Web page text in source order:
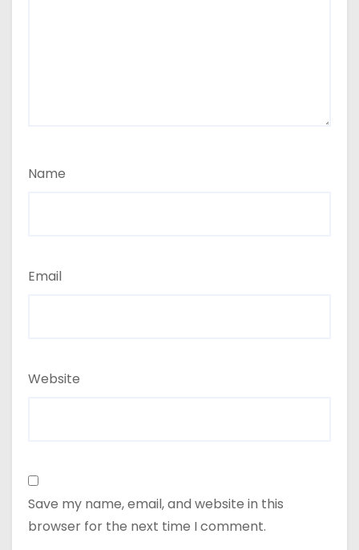
Name
Email
Website
Save my name, email, and website in this
browser for the next time I comment.